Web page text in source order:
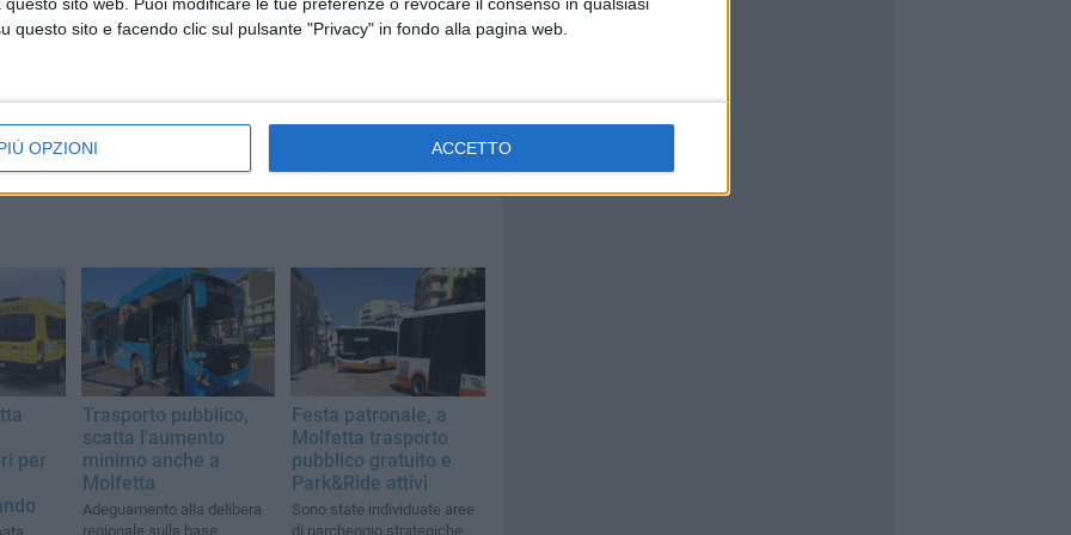
questo sito e facendo clic sul pulsante "Privacy" in fondo alla pagina web.
OPZIONI ACCETTO
sartoria molfettese
per
Trasporto pubblico,
scatta l'aumento
minimo anche a
Molfetta
Adeguamento alla delibera
regionale sulla base
Festa patronale, a
Molfetta trasporto
pubblico gratuito e
Park&Ride attivi
Sono state individuate aree
di parcheggio strategiche